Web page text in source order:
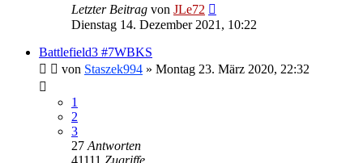
Letzter Beitrag von JLe72
Dienstag 14. Dezember 2021, 10:22
Battlefield3 #7WBKS
von Staszek994 » Montag 23. März 2020, 22:32
1
2
3
27 Antworten
41111 Zugriffe